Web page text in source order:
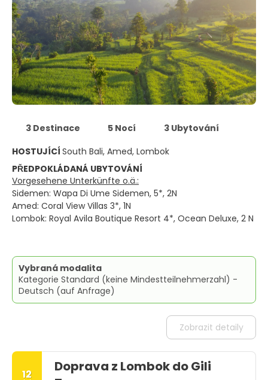
3 Destinace 5 Nocí
3 Ubytování
HOSTUJÍCÍ South Bali, Amed, Lombok
PŘEDPOKLÁDANÁ UBYTOVÁNÍ
Vorgesehene Unterkünfte o.ä.:
Sidemen: Wapa Di Ume Sidemen, 5*, 2N
Amed: Coral View Villas 3*, 1N
Lombok: Royal Avila Boutique Resort 4*, Ocean Deluxe, 2 N
Vybraná modalita
Kategorie Standard (keine Mindestteilnehmerzahl) -
Deutsch (auf Anfrage)
Zobrazit detaily
12
Doprava z Lombok do Gili